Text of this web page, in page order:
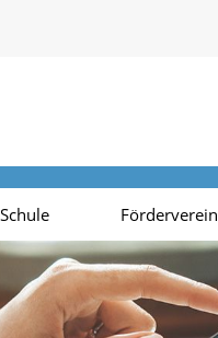
Schule Förderverein